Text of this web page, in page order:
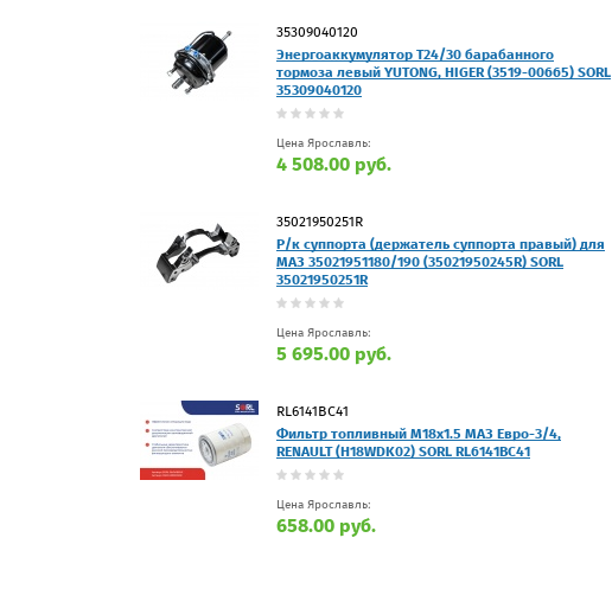
35309040120
Энергоаккумулятор T24/30 барабанного
тормоза левый YUTONG, HIGER (3519-00665) SORL
35309040120
Цена Ярославль:
4 508.00 руб.
35021950251R
Р/к суппорта (держатель суппорта правый) для
МАЗ 35021951180/190 (35021950245R) SORL
35021950251R
Цена Ярославль:
5 695.00 руб.
RL6141BC41
Фильтр топливный M18x1.5 МАЗ Евро-3/4,
RENAULT (H18WDK02) SORL RL6141BC41
Цена Ярославль:
658.00 руб.